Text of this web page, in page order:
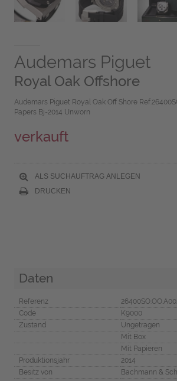
Audemars Piguet
Royal Oak Offshore
Audemars Piguet Royal Oak Off Shore
Papers Bj-2014 Unworn
verkauft
ALS SUCHAUFTRAG ANLEGEN
DRUCKEN
Daten
Referenz
Code
K9000
Zustand
Ungetragen
Mit Box
Mit Papieren
Produktionsjahr
2014
Besitz von
Bachmann &